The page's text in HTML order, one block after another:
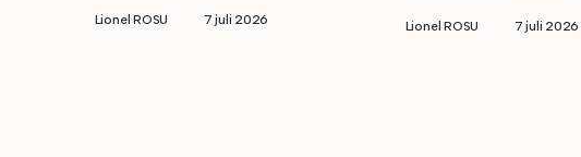
Lionel ROSU 7 juli 2026 Lionel ROSU 7 juli 2026